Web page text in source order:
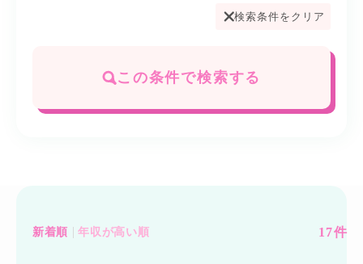
検索条件をクリア
この条件で検索する
17件
新着順 年収が高い順